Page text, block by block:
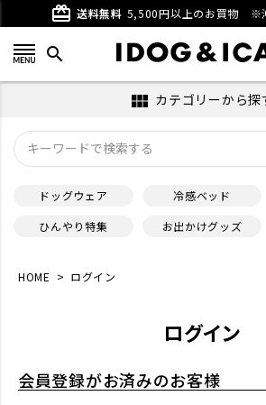
card_giftcard 送料無料 5,500円以上のお買物 ※
search
view_module カテゴリーから探
ドッグウェア 冷感ベッド
ひんやり特集
お出かけグッズ
HOME ログイン
ログイン
会員登録がお済みのお客様